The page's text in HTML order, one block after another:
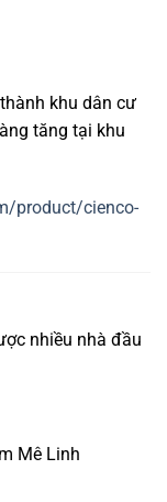
thành khu dân cư
tăng tại khu
product/cienco-
nhiều nhà đầu
Mê Linh